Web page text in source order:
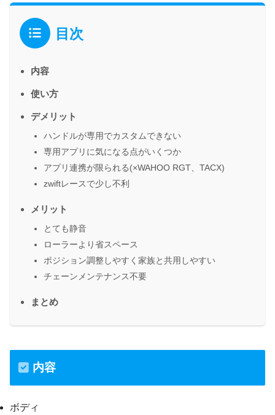
目次
内容
使い方
デメリット
ハンドルが専用でカスタムできない
専用アプリに気になる点がいくつか
アプリ連携が限られる(×WAHOO RGT、TACX)
zwiftレースで少し不利
メリット
とても静音
ローラーより省スペース
ポジション調整しやすく家族と共用しやすい
チェーンメンテナンス不要
まとめ
内容
ボディ